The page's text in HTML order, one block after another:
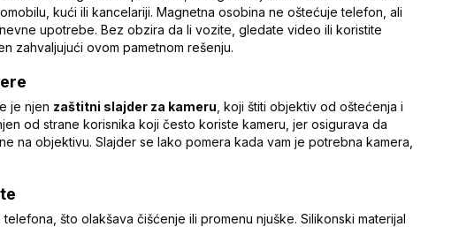
kući ili kancelariji. Magnetna osobina ne oštećuje telefon, ali
upotrebe. Bez obzira da li vozite, gledate video ili koristite
zahvaljujući ovom pametnom rešenju.
je njen zaštitni slajder za kameru , koji štiti objektiv od oštećenja i
od strane korisnika koji često koriste kameru, jer osigurava da
na objektivu. Slajder se lako pomera kada vam je potrebna kamera,
što olakšava čišćenje ili promenu njuške. Silikonski materijal